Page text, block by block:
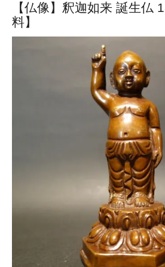
【仏像】釈迦如来 誕生仏
料】